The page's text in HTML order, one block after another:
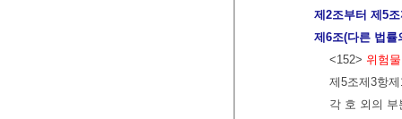
제2조부터 제5
제6조(다른 법률
<152> 위험
제5조제3항
각 호 외의 부